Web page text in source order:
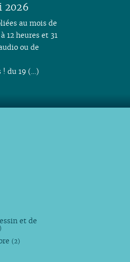
2026
au mois de
12 heures et 31
ou de
! du 19 (…)
et de
(2)